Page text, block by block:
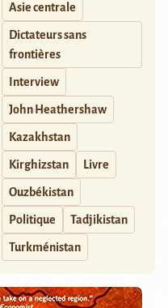
Asie centrale
Dictateurs sans
frontières
Interview
John Heathershaw
Kazakhstan
Kirghizstan Livre
Ouzbékistan
Politique Tadjikistan
Turkménistan